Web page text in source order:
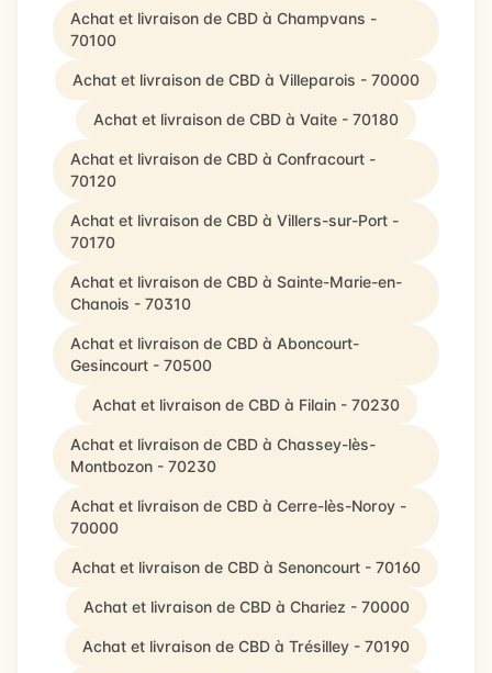
Achat et livraison de CBD à Champvans -
70100
Achat et livraison de CBD à Villeparois - 70000
Achat et livraison de CBD à Vaite - 70180
Achat et livraison de CBD à Confracourt -
70120
Achat et livraison de CBD à Villers-sur-Port -
70170
Achat et livraison de CBD à Sainte-Marie-en-
Chanois - 70310
Achat et livraison de CBD à Aboncourt-
Gesincourt - 70500
Achat et livraison de CBD à Filain - 70230
Achat et livraison de CBD à Chassey-lès-
Montbozon - 70230
Achat et livraison de CBD à Cerre-lès-Noroy -
70000
Achat et livraison de CBD à Senoncourt - 70160
Achat et livraison de CBD à Chariez - 70000
Achat et livraison de CBD à Trésilley - 70190